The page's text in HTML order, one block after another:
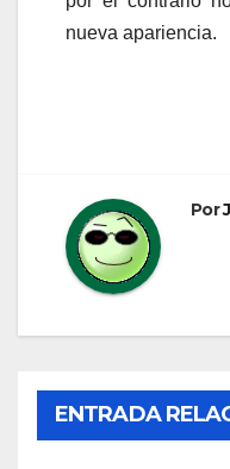
nueva apariencia.
Por
ENTRADA